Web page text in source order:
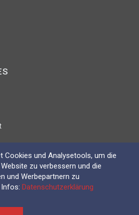
Cookies und Analysetools, um die
zu verbessern und die
und Werbepartnern zu
Infos:Datenschutzerklärung